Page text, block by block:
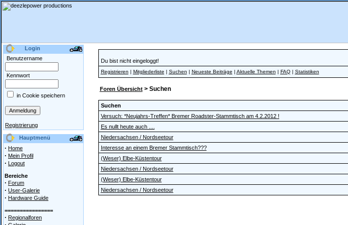
Login
Benutzername
Kennwort
in Cookie speichern
Registrierung
Hauptmenü
· Home
· Mein Profil
· Logout
Bereiche
· Forum
· User-Galerie
· Hardware Guide
================
· Regionalforen
Du bist nicht eingeloggt!
Registrieren | Mitgliederliste | Suchen | Neueste Beiträge | Aktuelle Themen | FAQ| Statistiken
Foren Übersicht> Suchen
Suchen
Versuch: *Neujahrs-Treffen* Bremer Roadster-Stammtisch am 4.2.2012 !
Es nullt heute auch ....
Niedersachsen / Nordseetour
Interesse an einem Bremer Stammtisch???
(Weser) Elbe-Küstentour
Niedersachsen / Nordseetour
(Weser) Elbe-Küstentour
Niedersachsen / Nordseetour